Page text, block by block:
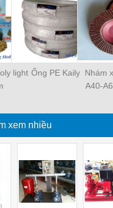
light Ống PE Kaily Nhám
A40-
xem nhiều